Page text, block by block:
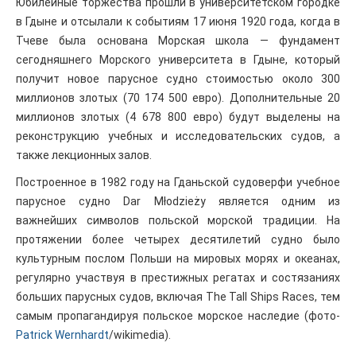
в Гдыне и отсылали к событиям 17 июня 1920 года, когда в
Тчеве была основана Морская школа — фундамент
сегодняшнего Морского университета в Гдыне, который
получит новое парусное судно стоимостью около 300
миллионов злотых (70 174 500 евро). Дополнительные 20
миллионов злотых (4 678 800 евро) будут выделены на
реконструкцию учебных и исследовательских судов, а
также лекционных залов.
Построенное в 1982 году на Гданьской судоверфи учебное
парусное судно Dar Młodzieży является одним из
важнейших символов польской морской традиции. На
протяжении более четырех десятилетий судно было
культурным послом Польши на мировых морях и океанах,
регулярно участвуя в престижных регатах и ​​состязаниях
больших парусных судов, включая The Tall Ships Races, тем
самым пропагандируя польское морское наследие (фото-
Patrick Wernhardt/wikimedia).